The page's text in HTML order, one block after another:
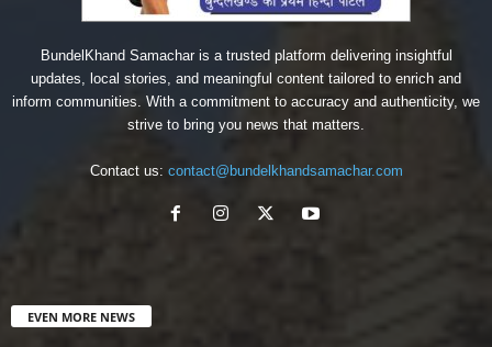
BundelKhand Samachar is a trusted platform delivering insightful
updates, local stories, and meaningful content tailored to enrich and
inform communities. With a commitment to accuracy and authenticity, we
strive to bring you news that matters.
Contact us: contact@bundelkhandsamachar.com
EVEN MORE NEWS